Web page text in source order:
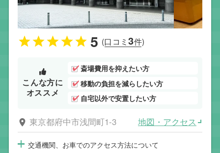
5 (口コミ3件)
こんな方に
オススメ
斎場費用を抑えたい方
移動の負担を減らしたい方
自宅以外で安置したい方
東京都府中市浅間町1-3 地図・アクセス
交通機関、お車でのアクセス方法について